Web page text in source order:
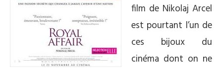
film de Nikolaj Arcel
est pourtant l’un de
ces bijoux du
cinéma dont on ne